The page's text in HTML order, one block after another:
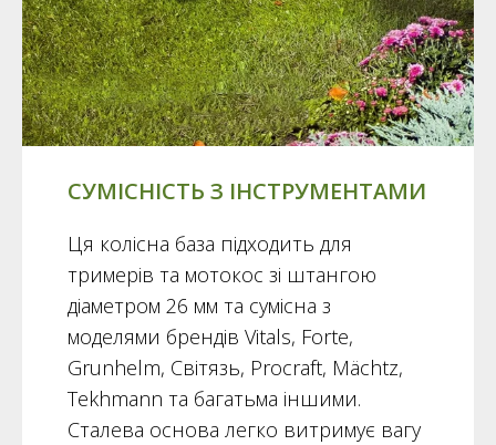
СУМІСНІСТЬ З ІНСТРУМЕНТАМИ
Ця колісна база підходить для
тримерів та мотокос зі штангою
діаметром 26 мм та сумісна з
моделями брендів Vitals, Forte,
Grunhelm, Світязь, Procraft, Mächtz,
Tekhmann та багатьма іншими.
Сталева основа легко витримує вагу